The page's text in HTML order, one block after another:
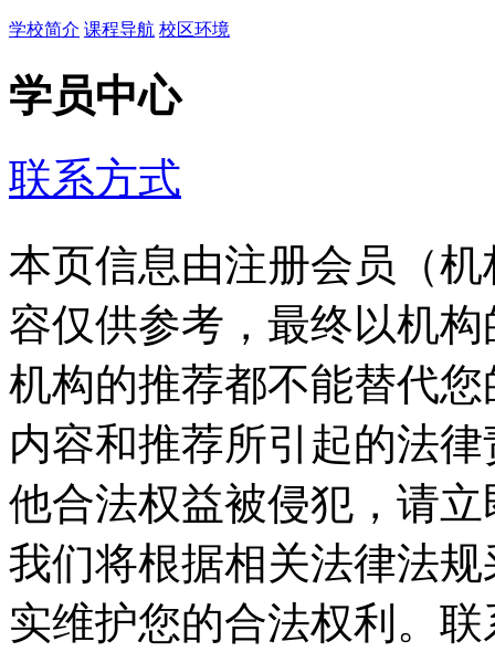
学校简介 课程导航 校区环境
学员中心
联系方式
本页信息由注册会员（
容仅供参考，最终以机
机构的推荐都不能替代
内容和推荐所引起的法
他合法权益被侵犯，请
我们将根据相关法律法
实维护您的合法权利。